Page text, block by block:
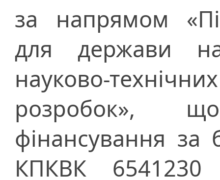
за напрямом
для держави
науково-
розробок»,
фінансування
КПКВК 6541230